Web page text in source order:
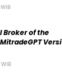
Broker of the
Versi